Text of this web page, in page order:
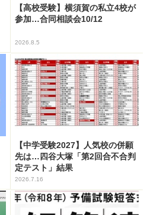
【高校受験】横須賀の私立4校が
参加…合同相談会10/12
2026.8.5
【中学受験2027】人気校の併願
先は…四谷大塚「第2回合不合判
定テスト」結果
2026.7.16